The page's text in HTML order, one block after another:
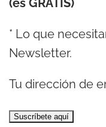
(es GRATIS)
* Lo que
Newsletter.
Tu dirección de